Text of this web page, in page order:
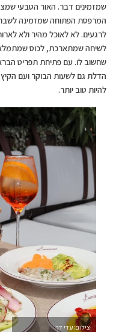
שמזמינים דבר. האור הטבעי
המרפסת הפתוחה שמזמינה לשבת
לרגעים. לא לאוכל מהיר ולא
לשיחה שמתארכת, לכוס
שחשוב לו. עם פתיחת תפריט
הדלת גם לשעות הבוקר ועם
להיות טוב יותר.
צילום:עדי דר